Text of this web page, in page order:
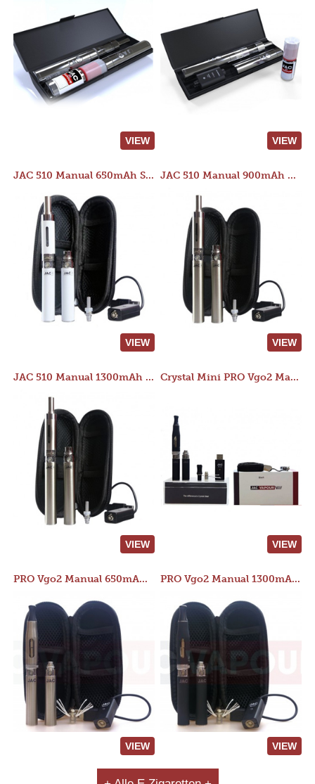
VIEW VIEW
JAC 510 Manual 650mAh Starter Kit
VIEW
JAC 510 Manual 900mAh Starter Kit
VIEW
JAC 510 Manual 1300mAh Starter Kit
VIEW
Crystal Mini PRO Vgo2 Manual 400mAh Kit
VIEW
PRO Vgo2 Manual 650mAh Kit
VIEW
PRO Vgo2 Manual 1300mAh Kit
VIEW